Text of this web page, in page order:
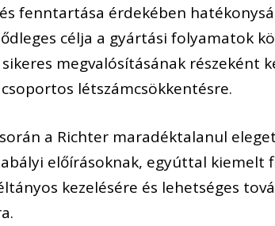
fenntartása érdekében
célja a gyártási folyamatok
megvalósításának részeként
létszámcsökkentésre.
a Richter maradéktalanul
előírásoknak, egyúttal
kezelésére és lehetséges